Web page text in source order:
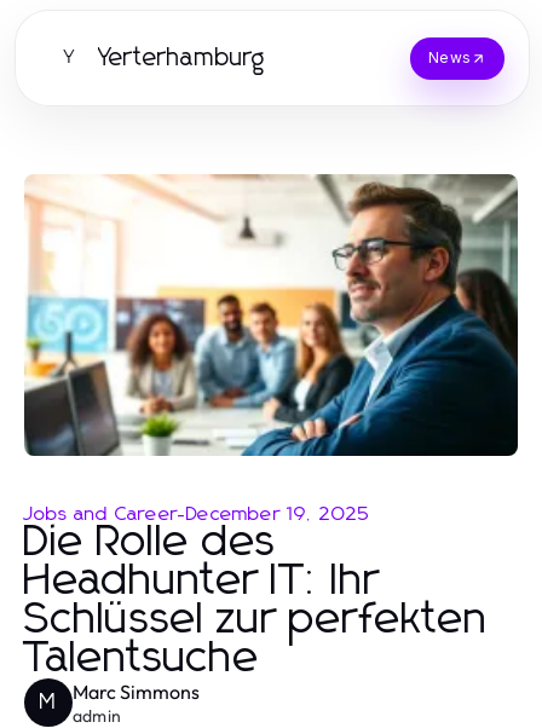
Y Yerterhamburg News
Jobs and Career-December 19, 2025
Die Rolle des
Headhunter IT: Ihr
Schlüssel zur perfekten
Talentsuche
M Marc Simmons
admin